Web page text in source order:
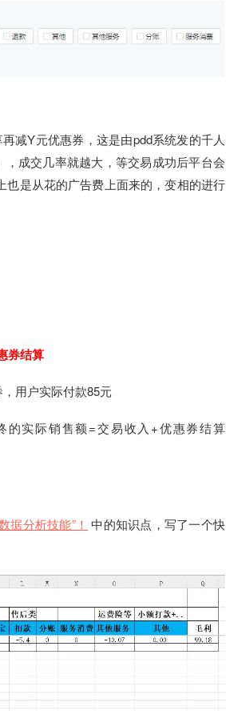
减Y元优惠券，这是由pdd系统发的千人
成交几率就越大，等交易成功后平台会
也是从花的广告费上面来的，变相的进行
券结算
用户实际付款85元
的实际销售额=交易收入+优惠券结算
据分析技能”！ 中的知识点，写了一个快